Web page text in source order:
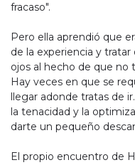
fracaso".
Pero ella aprendió que
de la experiencia y
ojos al hecho de que no
Hay veces en que se
llegar adonde tratas de
la tenacidad y la
darte un pequeño
El propio encuentro de